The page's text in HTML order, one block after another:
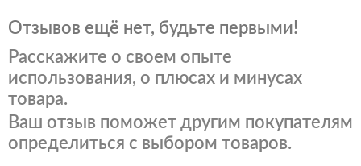
Отзывов ещё нет, будьте первыми!
Расскажите о своем опыте
использования, о плюсах и минусах
товара.
Ваш отзыв поможет другим покупателям
определиться с выбором товаров.